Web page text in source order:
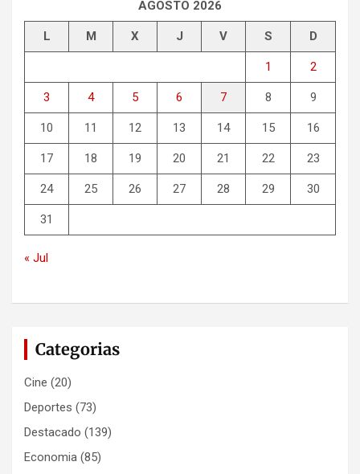
AGOSTO 2026
L M X J V S D
1 2
3 4 5 6 7 8 9
10 11 12 13 14 15 16
17 18 19 20 21 22 23
24 25 26 27 28 29 30
31
« Jul
Categorias
Cine (20)
Deportes (73)
Destacado (139)
Economia (85)